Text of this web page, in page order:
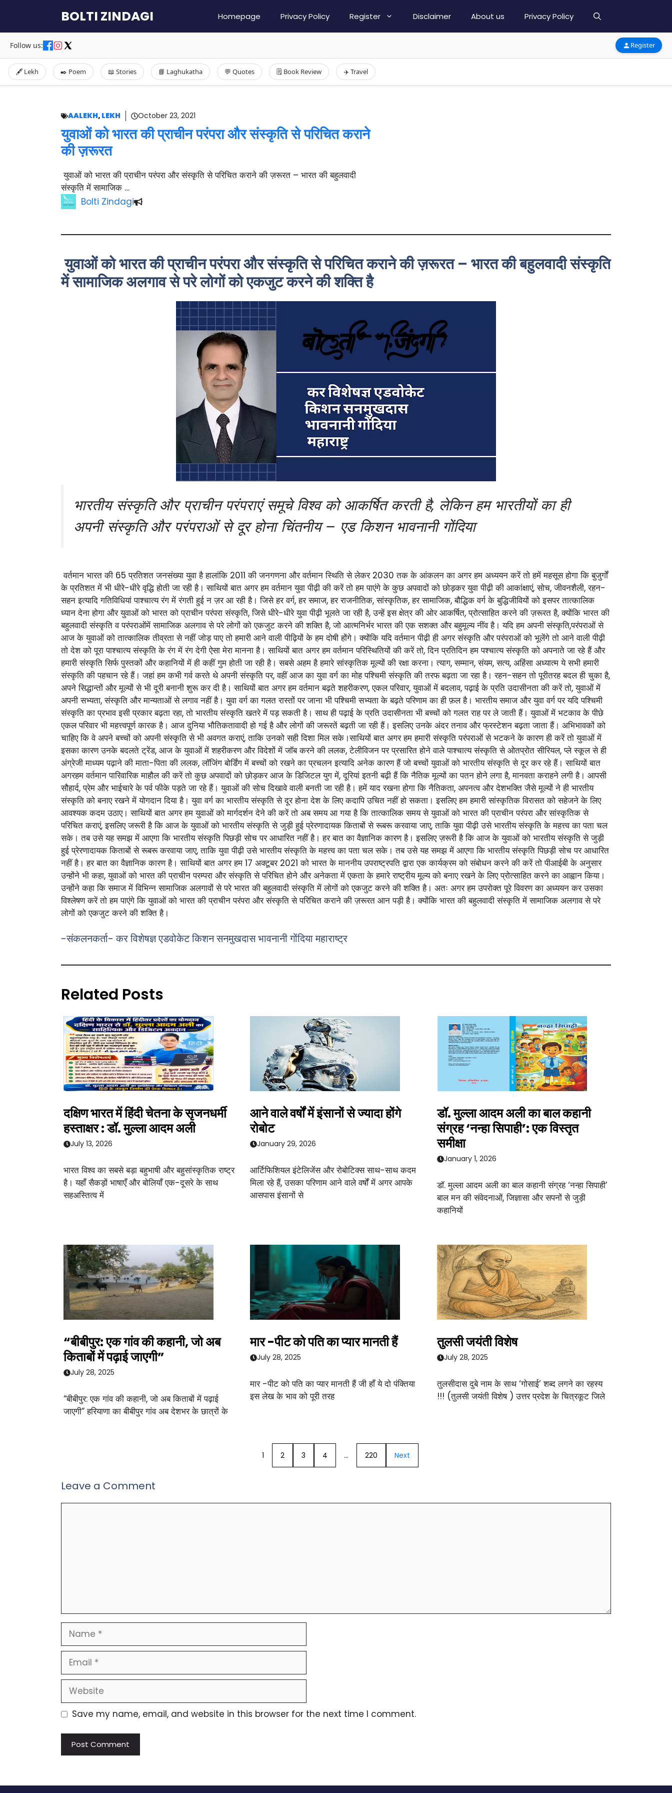
content
BOLTI ZINDAGI Homepage Privacy Policy Register Disclaimer About us Privacy Policy
Follow us: Register
🖋️ Lekh ✒️ Poem 📖 Stories 📘 Laghukatha 💬 Quotes 🗒️ Book Review ✈️ Travel
AALEKH, LEKH October 23, 2021
युवाओं को भारत की प्राचीन परंपरा और संस्कृति से परिचित कराने
की ज़रूरत
युवाओं को भारत की प्राचीन परंपरा और संस्कृति से परिचित कराने की ज़रूरत – भारत की बहुलवादी
संस्कृति में सामाजिक …
Bolti Zindagi
युवाओं को भारत की प्राचीन परंपरा और संस्कृति से परिचित कराने की ज़रूरत – भारत की बहुलवादी संस्कृति
में सामाजिक अलगाव से परे लोगों को एकजुट करने की शक्ति है
भारतीय संस्कृति और प्राचीन परंपराएं समूचे विश्व को आकर्षित करती है, लेकिन हम भारतीयों का ही
अपनी संस्कृति और परंपराओं से दूर होना चिंतनीय – एड किशन भावनानी गोंदिया
वर्तमान भारत की 65 प्रतिशत जनसंख्या युवा है हालांकि 2011 की जनगणना और वर्तमान स्थिति से लेकर 2030 तक के आंकलन का अगर हम अध्ययन करें तो हमें महसूस होगा कि बुजुर्गों
के प्रतिशत में भी धीरे-धीरे वृद्धि होती जा रही है। साथियों बात अगर हम वर्तमान युवा पीढ़ी की करें तो हम पाएंगे के कुछ अपवादों को छोड़कर युवा पीढ़ी की आकांक्षाएं, सोच, जीवनशैली, रहन-
सहन इत्यादि गतिविधियां पाश्चात्य रंग में रंगती हुई न ज़र आ रही है। जिसे हर वर्ग, हर समाज, हर राजनीतिक, सांस्कृतिक, हर सामाजिक, बौद्धिक वर्ग के बुद्धिजीवियों को इसपर तात्कालिक
ध्यान देना होगा और युवाओं को भारत को प्राचीन परंपरा संस्कृति, जिसे धीरे-धीरे युवा पीढ़ी भूलते जा रही है, उन्हें इस क्षेत्र की ओर आकर्षित, प्रोत्साहित करने की ज़रूरत है, क्योंकि भारत की
बहुलवादी संस्कृति व परंपराओंमें सामाजिक अलगाव से परे लोगों को एकजुट करने की शक्ति है, जो आत्मनिर्भर भारत की एक सशक्त और बहुमूल्य नींव है। यदि हम अपनी संस्कृति,परंपराओं से
आज के युवाओं को तात्कालिक तीव्रता से नहीं जोड़ पाए तो हमारी आने वाली पीढ़ियों के हम दोषी होंगे। क्योंकि यदि वर्तमान पीढ़ी ही अगर संस्कृति और परंपराओं को भूलेंगे तो आने वाली पीढ़ी
तो देश को पूरा पाश्चात्य संस्कृति के रंग में रंग देगी ऐसा मेरा मानना है। साथियों बात अगर हम वर्तमान परिस्थितियों की करें तो, दिन प्रतिदिन हम पश्चात्य संस्कृति को अपनाते जा रहे हैं और
हमारी संस्कृति सिर्फ पुस्तकों और कहानियों में ही कहीं गुम होती जा रही है। सबसे अहम है हमारे सांस्कृतिक मूल्यों की रक्षा करना। त्याग, सम्मान, संयम, सत्य, अहिंसा अध्यात्म ये सभी हमारी
संस्कृति की पहचान रहे हैं। जहां हम कभी गर्व करते थे अपनी संस्कृति पर, वहीं आज का युवा वर्ग का मोह पश्चिमी संस्कृति की तरफ बढ़ता जा रहा है। रहन-सहन तो पूरीतरह बदल ही चुका है,
अपने सिद्धान्तों और मूल्यों से भी दूरी बनानी शुरू कर दी है। साथियों बात अगर हम वर्तमान बढ़ते शहरीकरण, एकल परिवार, युवाओं में बदलाव, पढ़ाई के प्रति उदासीनता की करें तो, युवाओं में
अपनी सभ्यता, संस्कृति और मान्यताओं से लगाव नहीं है। युवा वर्ग का गलत रास्तों पर जाना भी पश्चिमी सभ्यता के बढ़ते परिणाम का ही फ़ल है। भारतीय समाज और युवा वर्ग पर यदि पश्चिमी
संस्कृति का प्रभाव इसी प्रकार बढ़ता रहा, तो भारतीय संस्कृति खतरे में पड़ सकती है। साथ ही पढ़ाई के प्रति उदासीनता भी बच्चों को गलत राह पर ले जाती हैं। युवाओं में भटकाव के पीछे
एकल परिवार भी महत्त्वपूर्ण कारक है। आज दुनिया भौतिकतावादी हो गई है और लोगों की जरूरतें बढ़ती जा रही हैं। इसलिए उनके अंदर तनाव और फ्रस्टेशन बढ़ता जाता हैं। अभिभावकों को
चाहिए कि वे अपने बच्चों को अपनी संस्कृति से भी अवगत कराएं, ताकि उनको सही दिशा मिल सके।साथियों बात अगर हम हमारी संस्कृति परंपराओं से भटकने के कारण ही करें तो युवाओं में
इसका कारण उनके बदलते ट्रेंड, आज के युवाओं में शहरीकरण और विदेशों में जॉब करने की ललक, टेलीविजन पर प्रसारित होने वाले पाश्चात्य संस्कृति से ओतप्रोत सीरियल, प्ले स्कूल से ही
अंग्रेजी माध्यम पढ़ाने की माता-पिता की ललक, लॉजिंग बोर्डिंग में बच्चों को रखने का प्रचलन इत्यादि अनेक कारण हैं जो बच्चों युवाओं को भारतीय संस्कृति से दूर कर रहे हैं। साथियों बात
अगरहम वर्तमान पारिवारिक माहौल की करें तो कुछ अपवादों को छोड़कर आज के डिजिटल युग में, दूरियां इतनी बढ़ी हैं कि नैतिक मूल्यों का पतन होने लगा है, मानवता कराहने लगी है। आपसी
सौहार्द, प्रेम और भाईचारे के पर्व फीके पड़ते जा रहे हैं। युवाओं की सोच दिखावे वाली बनती जा रही है। हमें याद रखना होगा कि नैतिकता, अपनत्व और देशभक्ति जैसे मूल्यों ने ही भारतीय
संस्कृति को बनाए रखने में योगदान दिया है। युवा वर्ग का भारतीय संस्कृति से दूर होना देश के लिए कदापि उचित नहीं हो सकता। इसलिए हम हमारी सांस्कृतिक विरासत को सहेजने के लिए
आवश्यक कदम उठाए। साथियों बात अगर हम युवाओं को मार्गदर्शन देने की करें तो अब समय आ गया है कि तात्कालिक समय से युवाओं को भारत की प्राचीन परंपरा और सांस्कृतिक से
परिचित कराएं, इसलिए जरूरी है कि आज के युवाओं को भारतीय संस्कृति से जुड़ी हुई प्रेरणादायक किताबों से रूबरू करवाया जाए, ताकि युवा पीढ़ी उसे भारतीय संस्कृति के महत्त्व का पता चल
सके। तब उसे यह समझ में आएगा कि भारतीय संस्कृति पिछड़ी सोच पर आधारित नहीं है। हर बात का वैज्ञानिक कारण है। इसलिए ज़रूरी है कि आज के युवाओं को भारतीय संस्कृति से जुड़ी
हुई प्रेरणादायक किताबों से रूबरू करवाया जाए, ताकि युवा पीढ़ी उसे भारतीय संस्कृति के महत्त्व का पता चल सके। तब उसे यह समझ में आएगा कि भारतीय संस्कृति पिछड़ी सोच पर आधारित
नहीं है। हर बात का वैज्ञानिक कारण है। साथियों बात अगर हम 17 अक्टूबर 2021 को भारत के माननीय उपराष्ट्रपति द्वारा एक कार्यक्रम को संबोधन करने की करें तो पीआईबी के अनुसार
उन्होंने भी कहा, युवाओं को भारत की प्राचीन परम्‍परा और संस्कृति से परिचित होने और अनेकता में एकता के हमारे राष्ट्रीय मूल्य को बनाए रखने के लिए प्रोत्साहित करने का आह्वान किया।
उन्होंने कहा कि समाज में विभिन्न सामाजिक अलगावों से परे भारत की बहुलवादी संस्कृति में लोगों को एकजुट करने की शक्ति है। अतः अगर हम उपरोक्त पूरे विवरण का अध्ययन कर उसका
विश्लेषण करें तो हम पाएंगे कि युवाओं को भारत की प्राचीन परंपरा और संस्कृति से परिचित कराने की ज़रूरत आन पड़ी है। क्योंकि भारत की बहुलवादी संस्कृति में सामाजिक अलगाव से परे
लोगों को एकजुट करने की शक्ति है।
-संकलनकर्ता- कर विशेषज्ञ एडवोकेट किशन सनमुखदास भावनानी गोंदिया महाराष्ट्र
Related Posts
दक्षिण भारत में हिंदी चेतना के सृजनधर्मी
हस्ताक्षर : डॉ. मुल्ला आदम अली
July 13, 2026
भारत विश्व का सबसे बड़ा बहुभाषी और बहुसांस्कृतिक राष्ट्र
है। यहाँ सैकड़ों भाषाएँ और बोलियाँ एक-दूसरे के साथ
सहअस्तित्व में
आने वाले वर्षों में इंसानों से ज्यादा होंगे
रोबोट
January 29, 2026
आर्टिफिशियल इंटेलिजेंस और रोबोटिक्स साथ-साथ कदम
मिला रहे हैं, उसका परिणाम आने वाले वर्षों में अगर आपके
आसपास इंसानों से
डॉ. मुल्ला आदम अली का बाल कहानी
संग्रह ‘नन्हा सिपाही’: एक विस्तृत
समीक्षा
January 1, 2026
डॉ. मुल्ला आदम अली का बाल कहानी संग्रह ‘नन्हा सिपाही’
बाल मन की संवेदनाओं, जिज्ञासा और सपनों से जुड़ी
कहानियों
“बीबीपुर: एक गांव की कहानी, जो अब
किताबों में पढ़ाई जाएगी”
July 28, 2025
“बीबीपुर: एक गांव की कहानी, जो अब किताबों में पढ़ाई
जाएगी” हरियाणा का बीबीपुर गांव अब देशभर के छात्रों के
मार -पीट को पति का प्यार मानती हैं
July 28, 2025
मार -पीट को पति का प्यार मानती हैं जी हाँ ये दो पंक्तिया
इस लेख के भाव को पूरी तरह
तुलसी जयंती विशेष
July 28, 2025
तुलसीदास दुबे नाम के साथ ‘गोसाई’ शब्द लगने का रहस्य
!!! (तुलसी जयंती विशेष ) उत्तर प्रदेश के चित्रकूट जिले
1 2 3 4 … 220 Next
Leave a Comment
Name
Email
Website
Save my name, email, and website in this browser for the next time I comment.